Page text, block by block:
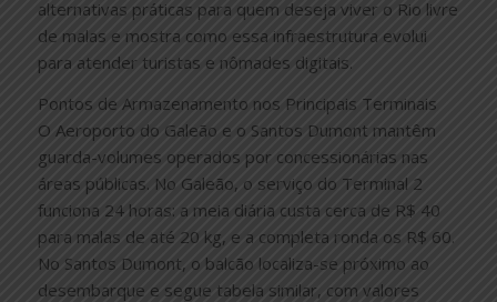
alternativas práticas para quem deseja viver o Rio livre
de malas e mostra como essa infraestrutura evolui
para atender turistas e nômades digitais.
Pontos de Armazenamento nos Principais Terminais
O Aeroporto do Galeão e o Santos Dumont mantêm
guarda-volumes operados por concessionárias nas
áreas públicas. No Galeão, o serviço do Terminal 2
funciona 24 horas: a meia diária custa cerca de R$ 40
para malas de até 20 kg, e a completa ronda os R$ 60.
No Santos Dumont, o balcão localiza-se próximo ao
desembarque e segue tabela similar, com valores